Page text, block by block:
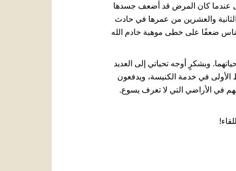
حتى عندما كان المرض قد أضعف جسدها
والعشرين من عمرها في حادث
ضعفًا على خطى موهبة خادم الله
وبشكرٍ أوجه تحياتي إلى العديد
الأولى في خدمة الكنيسة، ويدفعون
في الأراضي التي لا تعرف يسوع.